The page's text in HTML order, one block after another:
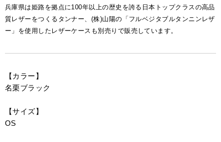
兵庫県は姫路を拠点に100年以上の歴史を誇る日本トップクラスの高品
質レザーをつくるタンナー、(株)山陽の「フルベジタブルタンニンレザ
ー」を使用したレザーケースも別売りで販売しています。
【カラー】
名栗ブラック
【サイズ】
OS